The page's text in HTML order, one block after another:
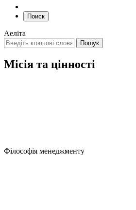
Поиск
Аеліта
Місія та цінності
Філософія менеджменту